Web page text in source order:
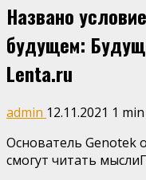
Названо
будущем:
Lenta.ru
admin 12.11.2021 1
Основатель Genotek
смогут читать